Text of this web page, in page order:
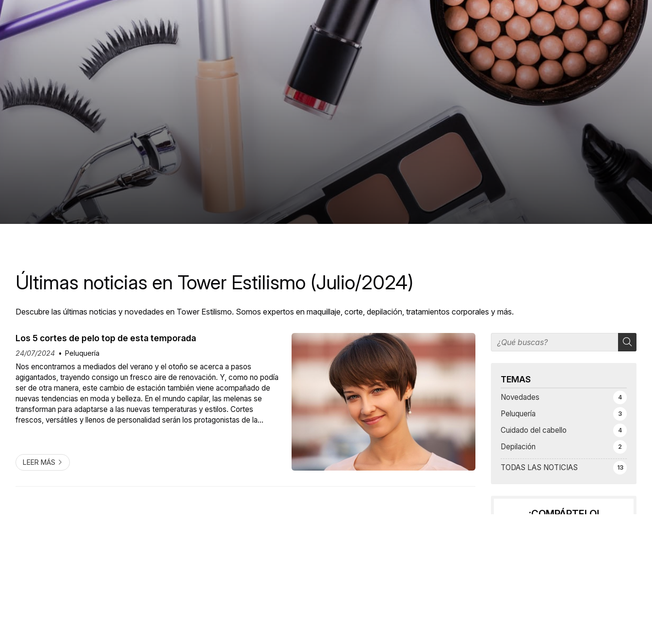
Últimas noticias en Tower Estilismo (Julio/2024)
Descubre las últimas noticias y novedades en Tower Estilismo. Somos expertos en maquillaje, corte, depilación, tratamientos corporales y más.
TEMAS
TODAS LAS NOTICIAS 13
Novedades 4
Peluquería 3
Cuidado del cabello 4
Depilación 2
Los 5 cortes de pelo top de esta temporada
24/07/2024 Peluquería
Nos encontramos a mediados del verano y el otoño se acerca a pasos
agigantados, trayendo consigo un fresco aire de renovación. Y, como no podía
ser de otra manera, este cambio de estación también viene acompañado de
nuevas tendencias en moda y belleza. En el mundo capilar, las melenas se
transforman para adaptarse a las nuevas temperaturas y estilos. Cortes
frescos, versátiles y llenos de personalidad serán los protagonistas de la
LEER MÁS
¡COMPÁRTELO!